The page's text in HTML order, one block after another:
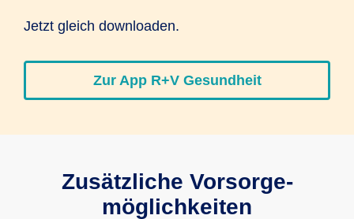
Jetzt gleich downloaden.
Zur App R+V Gesundheit
Zusätzliche Vorsorge­
möglichkeiten